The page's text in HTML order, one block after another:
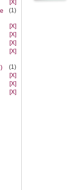
[X]
(1)
[X]
[X]
[X]
[X]
(1)
[X]
[X]
[X]